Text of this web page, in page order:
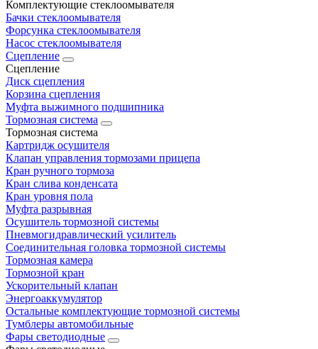
Комплектующие стеклоомывателя
Бачки стеклоомывателя
Форсунка стеклоомывателя
Насос стеклоомывателя
Сцепление
Сцепление
Диск сцепления
Корзина сцепления
Муфта выжимного подшипника
Тормозная система
Тормозная система
Картридж осушителя
Клапан управления тормозами прицепа
Кран ручного тормоза
Кран слива конденсата
Кран уровня пола
Муфта разрывная
Осушитель тормозной системы
Пневмогидравлический усилитель
Соединительная головка тормозной системы
Тормозная камера
Тормозной кран
Ускорительный клапан
Энергоаккумулятор
Остальные комплектующие тормозной системы
Тумблеры автомобильные
Фары светодиодные